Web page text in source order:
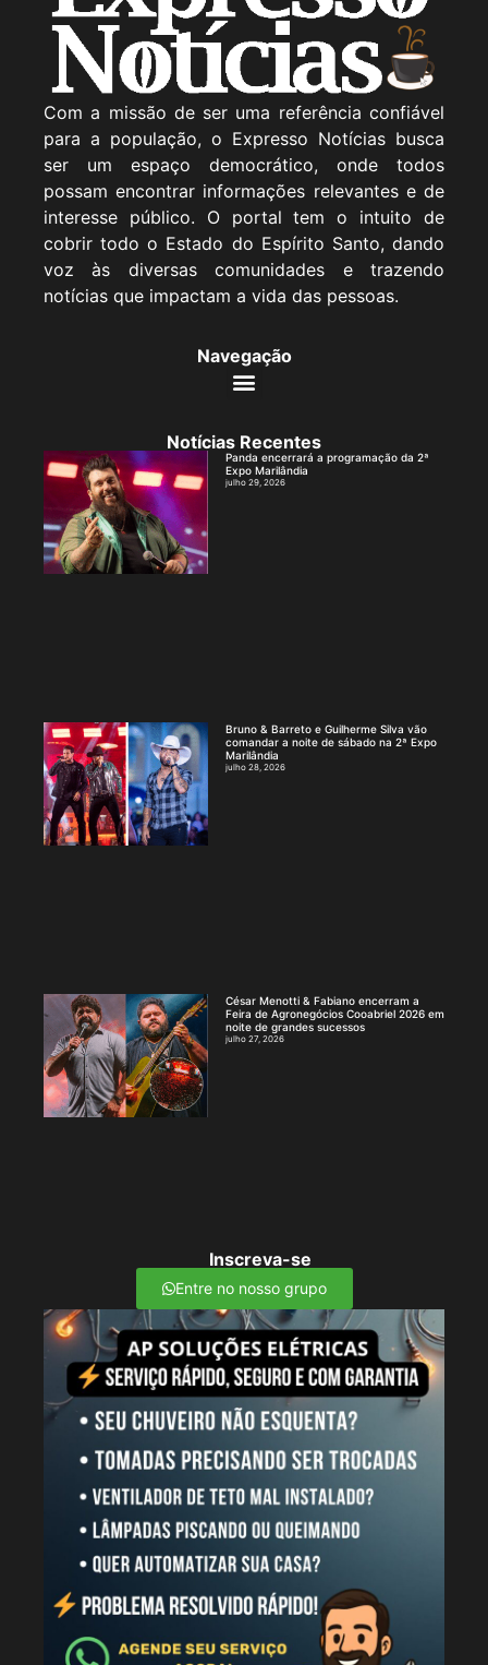
Com a missão de ser uma referência confiável
para a população, o Expresso Notícias busca
ser um espaço democrático, onde todos
possam encontrar informações relevantes e de
interesse público. O portal tem o intuito de
cobrir todo o Estado do Espírito Santo, dando
voz às diversas comunidades e trazendo
notícias que impactam a vida das pessoas.
Navegação
Notícias Recentes
Panda encerrará a programação da 2ª
Expo Marilândia
julho 29, 2026
Bruno & Barreto e Guilherme Silva vão
comandar a noite de sábado na 2ª Expo
Marilândia
julho 28, 2026
César Menotti & Fabiano encerram a
Feira de Agronegócios Cooabriel 2026 em
noite de grandes sucessos
julho 27, 2026
Inscreva-se
Entre no nosso grupo